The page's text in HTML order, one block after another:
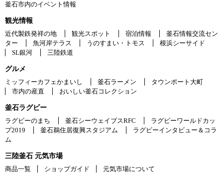
釜石市内のイベント情報
観光情報
近代製鉄発祥の地
観光スポット 宿泊情報
釜石情報交流セン
ター
魚河岸テラス うのすまい・トモス
根浜シーサイド
SL銀河
三陸鉄道
グルメ
ミッフィーカフェかまいし
釜石ラーメン
タウンポート大町
市内の産直
おいしい釜石コレクション
釜石ラグビー
ラグビーのまち
釜石シーウェイブスRFC
ラグビーワールドカッ
プ2019
釜石鵜住居復興スタジアム
ラグビーインタビュー＆コラ
ム
三陸釜石 元気市場
商品一覧
ショップガイド 元気市場について